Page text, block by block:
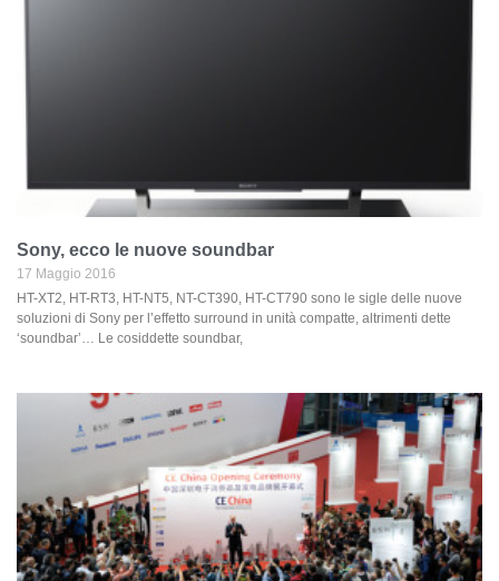
Sony, ecco le nuove soundbar
17 Maggio 2016
HT-XT2, HT-RT3, HT-NT5, NT-CT390, HT-CT790 sono le sigle delle nuove
soluzioni di Sony per l’effetto surround in unità compatte, altrimenti dette
‘soundbar’… Le cosiddette soundbar,